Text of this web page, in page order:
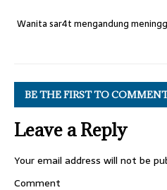
Wanita sar4t mengandung
BE THE FIRST TO
Leave a Reply
Your email address will not be
Comment